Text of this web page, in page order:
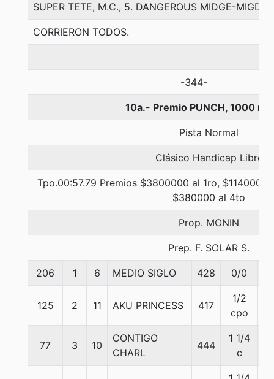
SUPER TETE, M.C., 5. DANGEROUS MIDGE-
CORRIERON TODOS.
-344-
10a.- Premio PUNCH, 1000
Pista Normal
Clásico Handicap Libre
Tpo.00:57.79 Premios $3800000 al 1ro,
$380000 al 4to
Prop. MONIN
Prep. F. SOLAR S.
206 1 6 MEDIO SIGLO 428 0/0
125 2 11 AKU PRINCESS 417
1/2
cpo
77 3 10
CONTIGO
CHARL
444
1 1/4
c